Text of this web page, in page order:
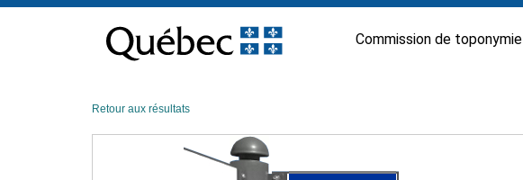
contenu
Commission de toponymie
Retour aux résultats